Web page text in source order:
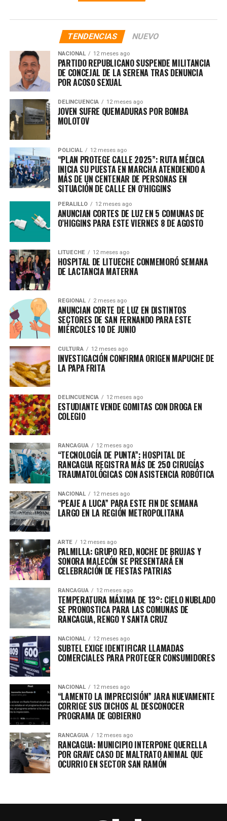
TENDENCIAS NUEVO
NACIONAL 12 meses ago
PARTIDO REPUBLICANO SUSPENDE MILITANCIA
DE CONCEJAL DE LA SERENA TRAS DENUNCIA
POR ACOSO SEXUAL
DELINCUENCIA 12 meses ago
JOVEN SUFRE QUEMADURAS POR BOMBA
MOLOTOV
POLICIAL 12 meses ago
“PLAN PROTEGE CALLE 2025”: RUTA MÉDICA
INICIA SU PUESTA EN MARCHA ATENDIENDO A
MÁS DE UN CENTENAR DE PERSONAS EN
SITUACIÓN DE CALLE EN O’HIGGINS
PERALILLO 12 meses ago
ANUNCIAN CORTES DE LUZ EN 5 COMUNAS DE
O’HIGGINS PARA ESTE VIERNES 8 DE AGOSTO
LITUECHE 12 meses ago
HOSPITAL DE LITUECHE CONMEMORÓ SEMANA
DE LACTANCIA MATERNA
REGIONAL 2 meses ago
ANUNCIAN CORTE DE LUZ EN DISTINTOS
SECTORES DE SAN FERNANDO PARA ESTE
MIÉRCOLES 10 DE JUNIO
CULTURA 12 meses ago
INVESTIGACIÓN CONFIRMA ORIGEN MAPUCHE DE
LA PAPA FRITA
DELINCUENCIA 12 meses ago
ESTUDIANTE VENDE GOMITAS CON DROGA EN
COLEGIO
RANCAGUA 12 meses ago
“TECNOLOGÍA DE PUNTA”: HOSPITAL DE
RANCAGUA REGISTRA MÁS DE 250 CIRUGÍAS
TRAUMATOLÓGICAS CON ASISTENCIA ROBÓTICA
NACIONAL 12 meses ago
“PEAJE A LUCA” PARA ESTE FIN DE SEMANA
LARGO EN LA REGIÓN METROPOLITANA
ARTE 12 meses ago
PALMILLA: GRUPO RED, NOCHE DE BRUJAS Y
SONORA MALECÓN SE PRESENTARÁ EN
CELEBRACIÓN DE FIESTAS PATRIAS
RANCAGUA 12 meses ago
TEMPERATURA MÁXIMA DE 13°: CIELO NUBLADO
SE PRONOSTICA PARA LAS COMUNAS DE
RANCAGUA, RENGO Y SANTA CRUZ
NACIONAL 12 meses ago
SUBTEL EXIGE IDENTIFICAR LLAMADAS
COMERCIALES PARA PROTEGER CONSUMIDORES
NACIONAL 12 meses ago
“LAMENTO LA IMPRECISIÓN” JARA NUEVAMENTE
CORRIGE SUS DICHOS AL DESCONOCER
PROGRAMA DE GOBIERNO
RANCAGUA 12 meses ago
RANCAGUA: MUNICIPIO INTERPONE QUERELLA
POR GRAVE CASO DE MALTRATO ANIMAL QUE
OCURRIO EN SECTOR SAN RAMÓN